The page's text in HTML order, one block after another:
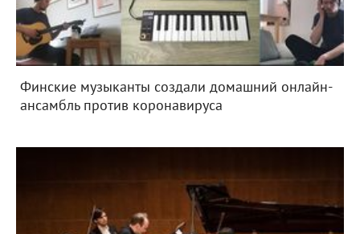
Финские музыканты создали домашний онлайн-
ансамбль против коронавируса